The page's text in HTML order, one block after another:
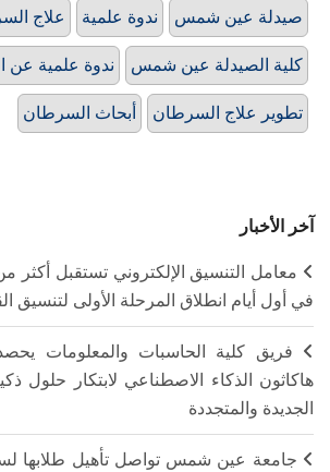
علاج ندوة علمية صيدلة عين شمس
ندوة علمية عن كلية الصيدلة عين شمس
أبحاث السرطان تطوير علاج السرطان
آخر الأخبار
في أول أيام انطلاق المرحلة الأولى لتنسيق
فريق كلية الحاسبات والمعلومات
هاكاثون الذكاء الاصطناعي لابتكار حلول
الجديدة والمتجددة
جامعة عين شمس تواصل تأهيل طلابها